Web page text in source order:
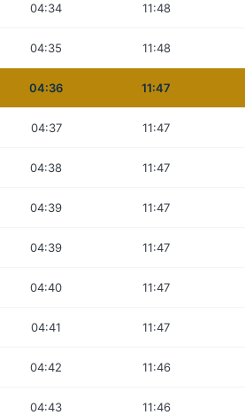
04:34 11:48
04:35 11:48
04:36 11:47
04:37 11:47
04:38 11:47
04:39 11:47
04:39 11:47
04:40 11:47
04:41 11:47
04:42 11:46
04:43 11:46